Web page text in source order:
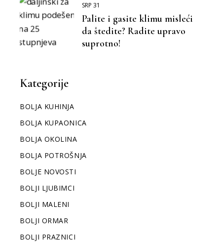
SRP 31
Palite i gasite klimu misleći
da štedite? Radite upravo
suprotno!
Kategorije
BOLJA KUHINJA
BOLJA KUPAONICA
BOLJA OKOLINA
BOLJA POTROŠNJA
BOLJE NOVOSTI
BOLJI LJUBIMCI
BOLJI MALENI
BOLJI ORMAR
BOLJI PRAZNICI